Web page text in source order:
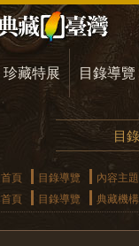
珍藏特展 目錄導覽
目
首頁 目錄導覽 內容主題
首頁
目錄導覽 典藏機